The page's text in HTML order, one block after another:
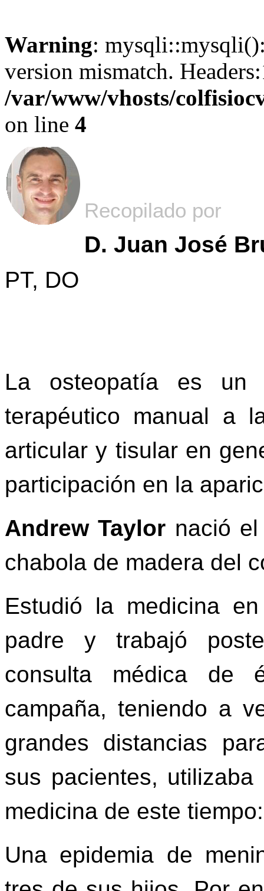
Warning:
version mismatch.
/var/www/vhosts/
on line 4
Recopilado por
D. Juan José
PT, DO
La osteopatía es un
terapéutico manual a
articular y tisular en
participación en la
Andrew Taylor nació
chabola de madera del
Estudió la medicina
padre y trabajó
consulta médica de
campaña, teniendo a
grandes distancias
sus pacientes,
medicina de este
Una epidemia de